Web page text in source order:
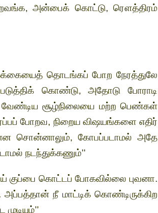
அன்பைக் கொட்டு, ரௌத்திரம்
தொடங்கப் போற நேரத்துலே
கொண்டு, அதோடு போராடி
வேண்டிய சூழ்நிலையை மற்ற பெண்கள்
போறவ, நிறைய விஷயங்களை எதிர்
சொன்னாலும், கோபப்படாமல் அதே
நடந்துக்கணும்’’
குப்பை கொட்டப் போகவில்லை புவனா.
நீ மாட்டிக் கொண்டிருக்கிற